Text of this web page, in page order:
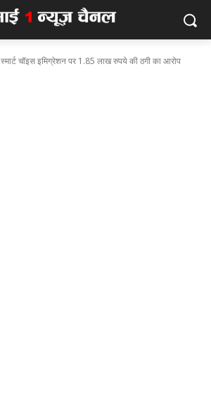
स्मार्ट चॉइस इमिग्रेशन पर 1.85 लाख रुपये की ठगी का आरोप